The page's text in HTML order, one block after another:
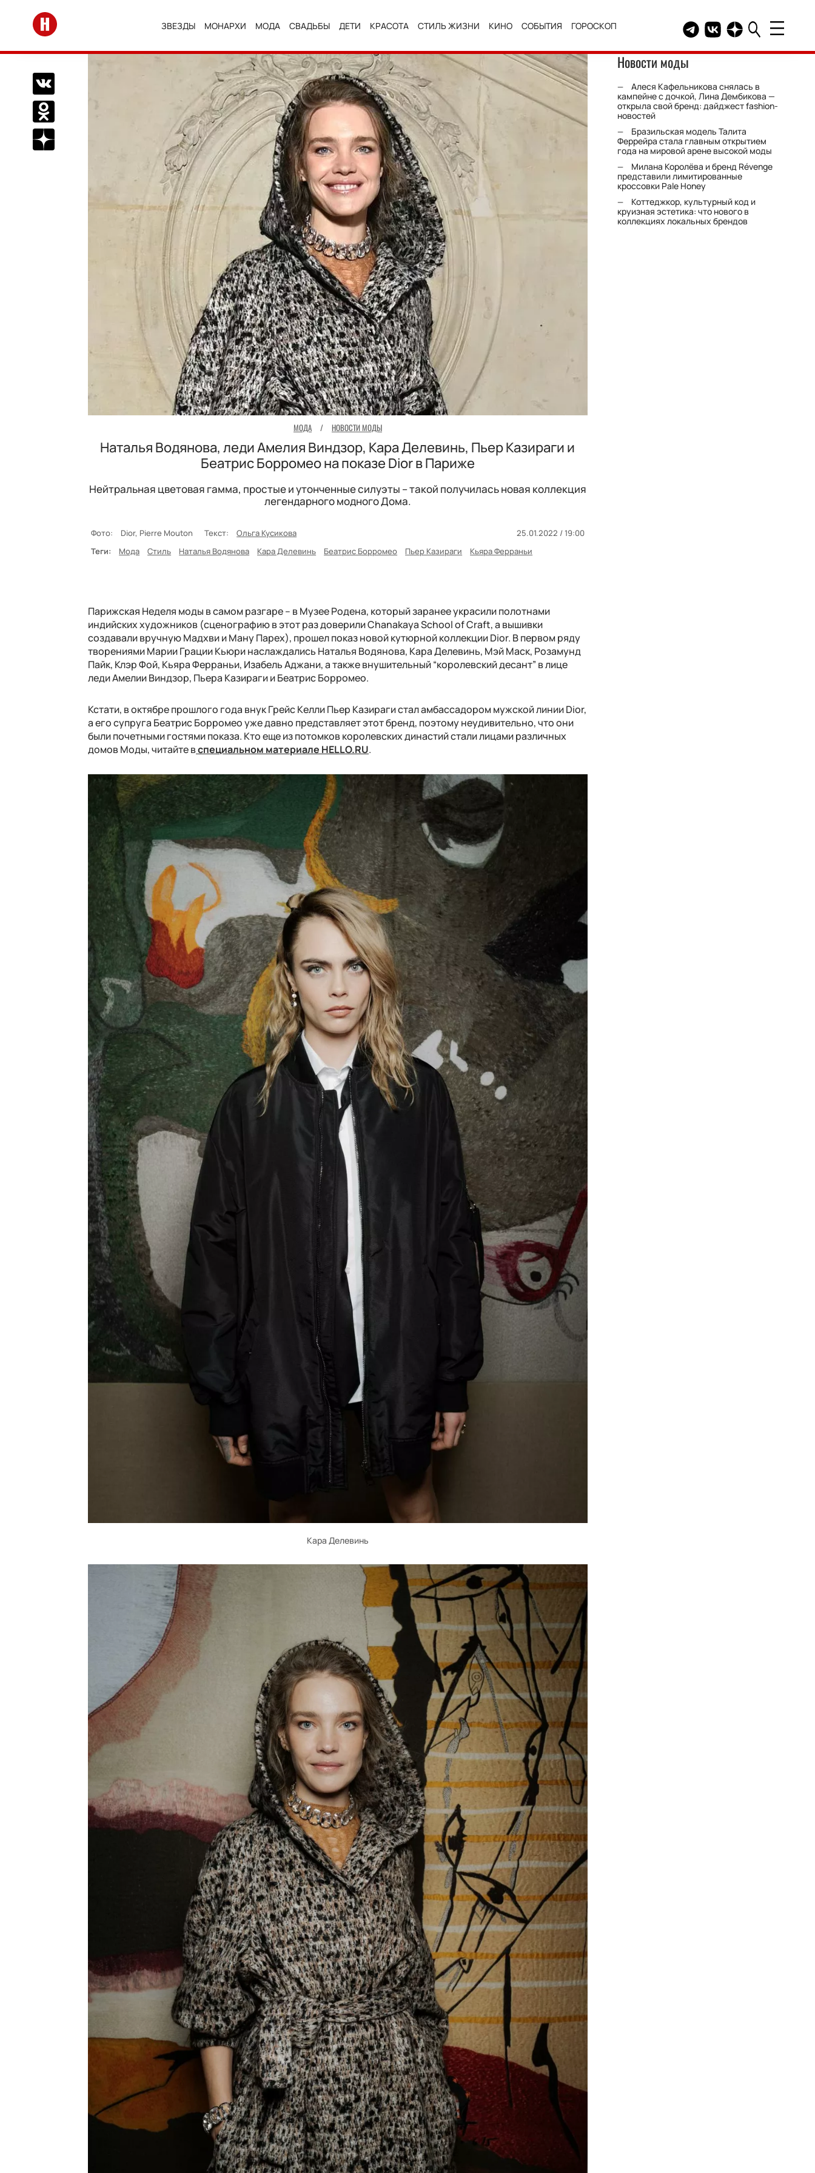
Перейти на главную
ЗВЕЗДЫ МОНАРХИ МОДА СВАДЬБЫ ДЕТИ КРАСОТА СТИЛЬ ЖИЗНИ КИНО СОБЫТИЯ ГОРОСКОП Telegram канал HELLO
Группа HELLO
Канал HELLO в
Поделиться Вконтакте
Поделиться в Одноклассниках
Подписаться на нас в Дзен
МОДА / НОВОСТИ МОДЫ
Наталья Водянова, леди Амелия Виндзор, Кара Делевинь, Пьер Казираги и
Беатрис Борромео на показе Dior в Париже
Нейтральная цветовая гамма, простые и утонченные силуэты – такой получилась новая коллекция
легендарного модного Дома.
Фото: Dior, Pierre Mouton Текст: Ольга Кусикова
25.01.2022 / 19:00
Теги:
Мода Стиль Наталья Водянова Кара Делевинь Беатрис Борромео Пьер Казираги Кьяра Ферраньи
Парижская Неделя моды в самом разгаре – в Музее Родена, который заранее украсили полотнами
индийских художников (сценографию в этот раз доверили Chanakaya School of Craft, а вышивки
создавали вручную Мадхви и Ману Парех), прошел показ новой кутюрной коллекции Dior. В первом ряду
творениями Марии Грации Кьюри наслаждались Наталья Водянова, Кара Делевинь, Мэй Маск, Розамунд
Пайк, Клэр Фой, Кьяра Ферраньи, Изабель Аджани, а также внушительный “королевский десант” в лице
леди Амелии Виндзор, Пьера Казираги и Беатрис Борромео.
Кстати, в октябре прошлого года внук Грейс Келли Пьер Казираги стал амбассадором мужской линии Dior,
а его супруга Беатрис Борромео уже давно представляет этот бренд, поэтому неудивительно, что они
были почетными гостями показа. Кто еще из потомков королевских династий стали лицами различных
домов Моды, читайте вспециальном материале HELLO.RU.
Кара Делевинь
Новости моды
Алеся Кафельникова снялась в
кампейне с дочкой, Лина Дембикова —
открыла свой бренд: дайджест fashion-
новостей
Бразильская модель Талита
Феррейра стала главным открытием
года на мировой арене высокой моды
Милана Королёва и бренд Révenge
представили лимитированные
кроссовки Pale Honey
Коттеджкор, культурный код и
круизная эстетика: что нового в
коллекциях локальных брендов